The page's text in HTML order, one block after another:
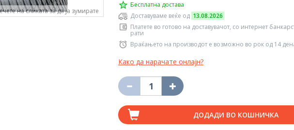
на сликата за да ја зумирате
Бесплатна достава
Доставуваме веќе од 13.08.2026
Платете во готово на доставувачот, со интернет
рати
Враќањето на производот е возможно во рок од 14
Како да нарачате онлајн?
ДОДАДИ ВО КОШНИЧКА